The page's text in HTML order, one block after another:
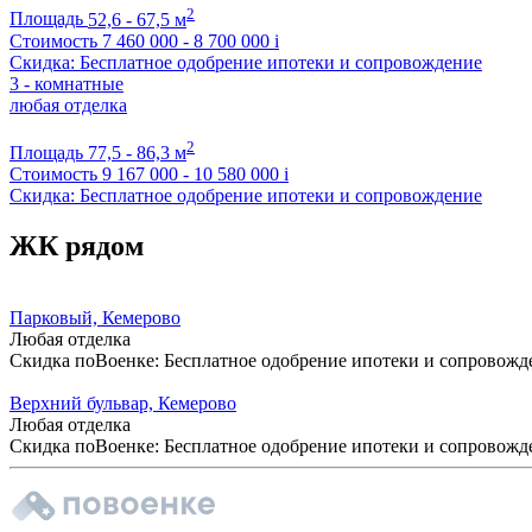
Площадь 52,6 - 67,5 м2
Стоимость 7 460 000 - 8 700 000 i
Скидка: Бесплатное одобрение ипотеки и сопровождение
3 - комнатные
любая отделка
Площадь 77,5 - 86,3 м2
Стоимость 9 167 000 - 10 580 000 i
Скидка: Бесплатное одобрение ипотеки и сопровождение
ЖК рядом
Парковый, Кемерово
Любая отделка
Скидка поВоенке: Бесплатное одобрение ипотеки и
Верхний бульвар, Кемерово
Любая отделка
Скидка поВоенке: Бесплатное одобрение ипотеки и